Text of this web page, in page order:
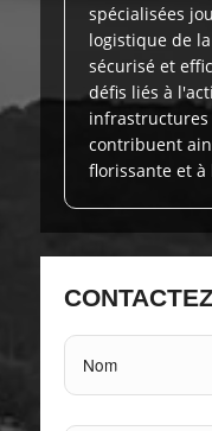
spécialisées
logistique de
sécurisé et
défis liés à
infrastructures
contribuent
florissante et